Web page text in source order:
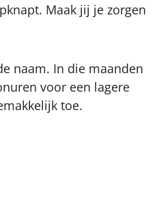
Maak jij je zorgen
naam. In die maanden
voor een lagere
toe.